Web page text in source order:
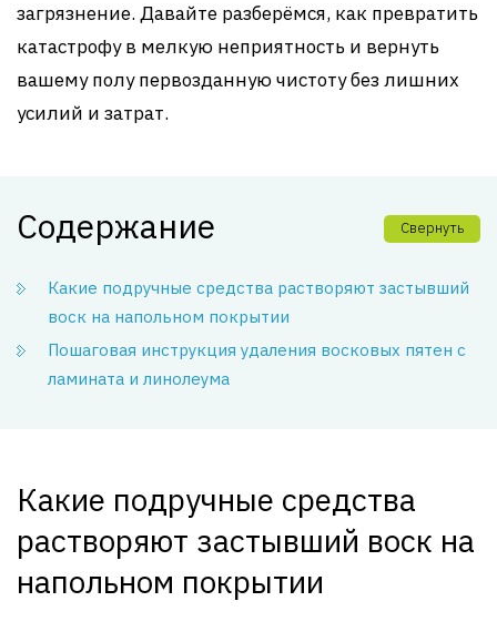
загрязнение. Давайте разберёмся, как превратить
катастрофу в мелкую неприятность и вернуть
вашему полу первозданную чистоту без лишних
усилий и затрат.
Содержание Свернуть
Какие подручные средства растворяют застывший
воск на напольном покрытии
Пошаговая инструкция удаления восковых пятен с
ламината и линолеума
Какие подручные средства
растворяют застывший воск на
напольном покрытии